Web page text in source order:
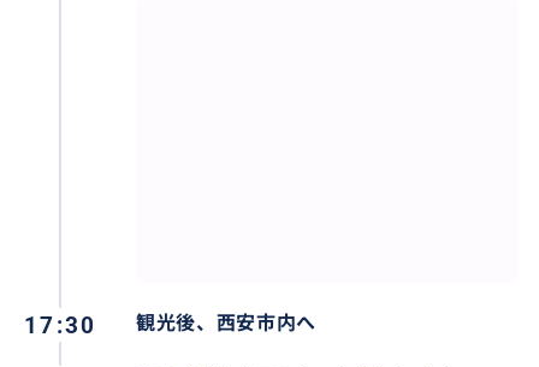
17:30 観光後、西安市内へ